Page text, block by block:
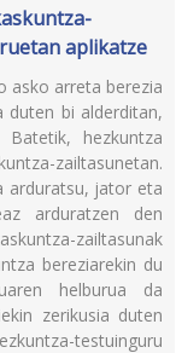
aplikatze
asko arreta berezia
duten bi alderditan,
hezkuntza
zailtasunetan.
arduratsu, jator eta
arduratzen den
zailtasunak
bereziarekin du
helburua da
zerikusia duten
testuinguru